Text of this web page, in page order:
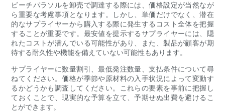
ビーチパラソルを卸売で調達する際には、価格設定が当然なが
ら重要な考慮事項となります。しかし、単価だけでなく、潜在
的なサプライヤーから購入する際に発生するコスト全体を把握
することが重要です。最安値を提示するサプライヤーには、隠
れたコストが潜んでいる可能性があり、また、製品が顧客が期
待する耐久性や機能を備えていない可能性もあります。
サプライヤーに数量割引、最低発注数量、支払条件について尋
ねてください。価格が季節や原材料の入手状況によって変動す
るかどうかも調査してください。これらの要素を事前に把握し
ておくことで、現実的な予算を立て、予期せぬ出費を避けるこ
とができます。